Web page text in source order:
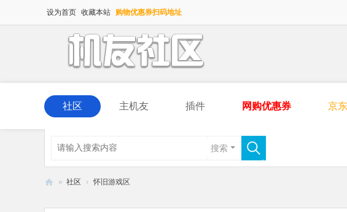
设为首页 收藏本站 购物优惠券扫码地址
社区 主机友 插件 网购优惠券 京
搜索
» 社区 › 怀旧游戏区